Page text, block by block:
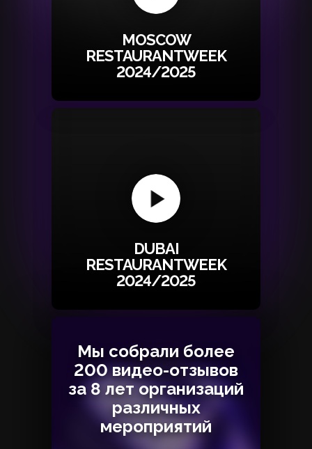
DUBAI
RESTAURANTWEEK
2024/2025
MOSCOW
RESTAURANTWEEK
2024/2025
Мы собрали более
200 видео-отзывов
за 8 лет организаций
различных
мероприятий
Мы собрали более
200 видео-отзывов
за 8 лет организаций
различных
мероприятий